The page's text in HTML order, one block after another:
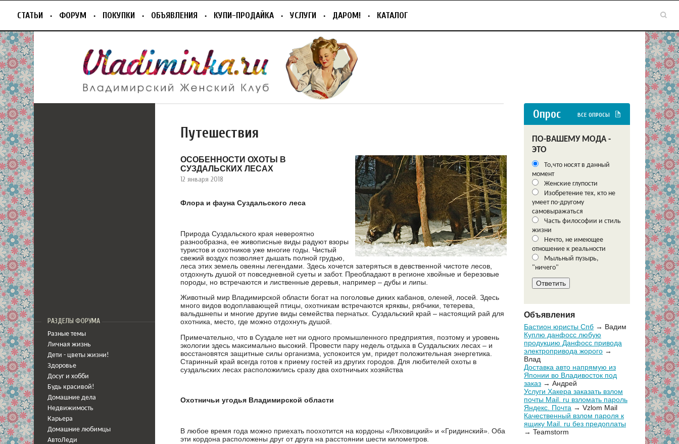
СТАТЬИ ФОРУМ ПОКУПКИ ОБЪЯВЛЕНИЯ КУПИ-ПРОДАЙКА УСЛУГИ ДАРОМ! КАТАЛОГ
РАЗДЕЛЫ ФОРУМА
Разные темы
Личная жизнь
Дети - цветы жизни!
Здоровье
Досуг и хобби
Будь красивой!
Домашние дела
Недвижимость
Карьера
Домашние любимцы
АвтоЛеди
Путешествия
ОСОБЕННОСТИ ОХОТЫ В
СУЗДАЛЬСКИХ ЛЕСАХ
12 января 2018
Флора и фауна Суздальского леса
Природа Суздальского края невероятно
разнообразна, ее живописные виды радуют взоры
туристов и охотников уже многие годы. Чистый
свежий воздух позволяет дышать полной грудью,
леса этих земель овеяны легендами. Здесь хочется затеряться в девственной чистоте лесов,
отдохнуть душой от повседневной суеты и забот. Преобладают в регионе хвойные и березовые
породы, но встречаются и лиственные деревья, например – дубы и липы.
Животный мир Владимирской области богат на поголовье диких кабанов, оленей, лосей. Здесь
много видов водоплавающей птицы, охотникам встречаются кряквы, рябчики, тетерева,
вальдшнепы и многие другие виды семейства пернатых. Суздальский край – настоящий рай для
охотника, место, где можно отдохнуть душой.
Примечательно, что в Суздале нет ни одного промышленного предприятия, поэтому и уровень
экологии здесь максимально высокий. Провести пару недель отдыха в Суздальских лесах – и
восстановятся защитные силы организма, успокоится ум, придет положительная энергетика.
Старинный край всегда готов к приему гостей из других городов. Для любителей охоты в
суздальских лесах расположились сразу два охотничьих хозяйства
Охотничьи угодья Владимирской области
В любое время года можно приехать поохотится на кордоны «Ляховицкий» и «Гридинский». Оба
эти кордона расположены друг от друга на расстоянии шести километров.
Опрос ВСЕ ОПРОСЫ
ПО-ВАШЕМУ МОДА -
ЭТО
То,что носят в данный
момент
Женские глупости
Изобретение тех, кто не
умеет по-другому
самовыражаться
Часть философии и стиль
жизни
Нечто, не имеющее
отношение к реальности
Мыльный пузырь,
"ничего"
Объявления
Бастион юристы Спб → Вадим
Куплю данфосс любую
продукцию Данфосс привода
электропривода жорого →
Влад
Доставка авто напрямую из
Японии во Владивосток под
заказ → Андрей
Услуги Хакера заказать взлом
почты Mail. ru взломать пароль
Яндекс. Почта → Vzlom Mail
Качественный взлом пароля к
ящику Mail. ru без предоплаты
→ Teamstorm